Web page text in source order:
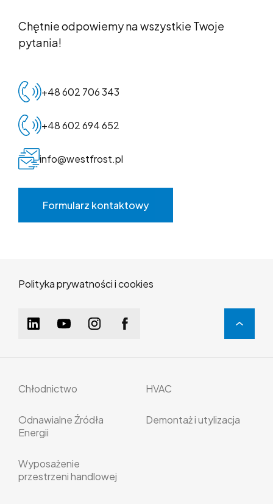
Chętnie odpowiemy na wszystkie Twoje
pytania!
+48 602 706 343
+48 602 694 652
info@westfrost.pl
Formularz kontaktowy
Polityka prywatności i cookies
Chłodnictwo HVAC
Odnawialne Źródła
Energii
Demontaż i utylizacja
Wyposażenie
przestrzeni handlowej